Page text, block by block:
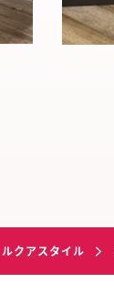
ルクアスタイル